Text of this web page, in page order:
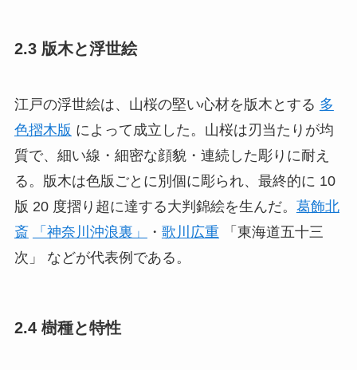
2.3 版木と浮世絵
江戸の浮世絵は、山桜の堅い心材を版木とする 多
色摺木版 によって成立した。山桜は刃当たりが均
質で、細い線・細密な顔貌・連続した彫りに耐え
る。版木は色版ごとに別個に彫られ、最終的に 10
版 20 度摺り超に達する大判錦絵を生んだ。 葛飾北
斎
「神奈川沖浪裏」 ・ 歌川広重 「東海道五十三
次」 などが代表例である。
2.4 樹種と特性